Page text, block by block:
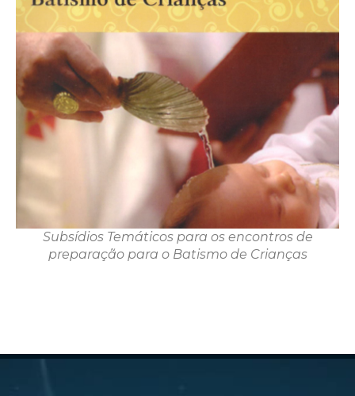
Subsídios Temáticos para os encontros de
preparação para o Batismo de Crianças